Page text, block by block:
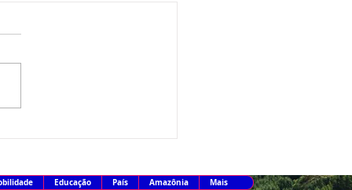
irresponsável, diz Lula
Educação País Amazônia Mais